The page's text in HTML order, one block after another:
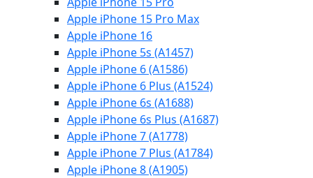
Apple iPhone 15 Pro Max
Apple iPhone 16
Apple iPhone 5s (A1457)
Apple iPhone 6 (A1586)
Apple iPhone 6 Plus (A1524)
Apple iPhone 6s (A1688)
Apple iPhone 6s Plus (A1687)
Apple iPhone 7 (A1778)
Apple iPhone 7 Plus (A1784)
Apple iPhone 8 (A1905)